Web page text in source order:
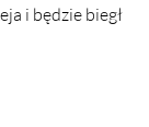
i będzie biegł